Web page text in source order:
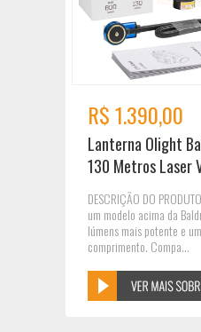
R$ 1.390,00
Lanterna Olight
130 Metros Laser
DESCRIÇÃO DO
um modelo acima da
lúmens mais potente e
comprimento. Compa...